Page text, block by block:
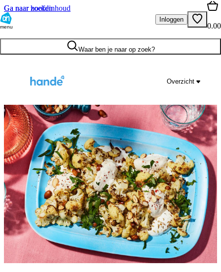
Ga naar hoofdinhoud
Ga naar zoeken
menu
Inloggen
0.00
Waar ben je naar op zoek?
Overzicht